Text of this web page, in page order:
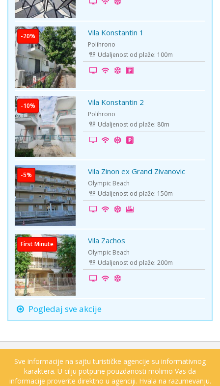
-20% Vila Konstantin 1
Polihrono
Udaljenost od plaže: 100m
-10% Vila Konstantin 2
Polihrono
Udaljenost od plaže: 80m
-5% Vila Zinon ex Grand Zivanovic
Olympic Beach
Udaljenost od plaže: 150m
First Minute Vila Zachos
Olympic Beach
Udaljenost od plaže: 200m
Pogledaj sve akcije
Sve informacije na sajtu turističke agencije su informativnog
karaktera. U cilju potpune pouzdanosti molimo Vas da
informacije proverite direktno u agenciji. Hvala na razumevanju.